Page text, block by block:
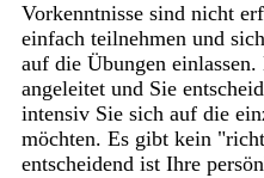
Vorkenntnisse sind nicht
einfach teilnehmen und
auf die Übungen
angeleitet und Sie
intensiv Sie sich auf die
möchten. Es gibt kein
entscheidend ist Ihre